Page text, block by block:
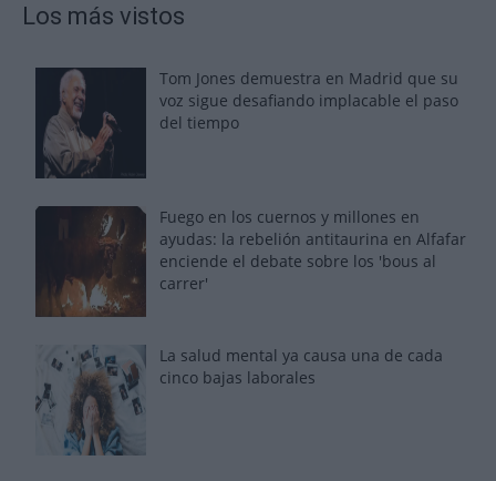
Los más vistos
Tom Jones demuestra en Madrid que su
voz sigue desafiando implacable el paso
del tiempo
Fuego en los cuernos y millones en
ayudas: la rebelión antitaurina en Alfafar
enciende el debate sobre los 'bous al
carrer'
La salud mental ya causa una de cada
cinco bajas laborales